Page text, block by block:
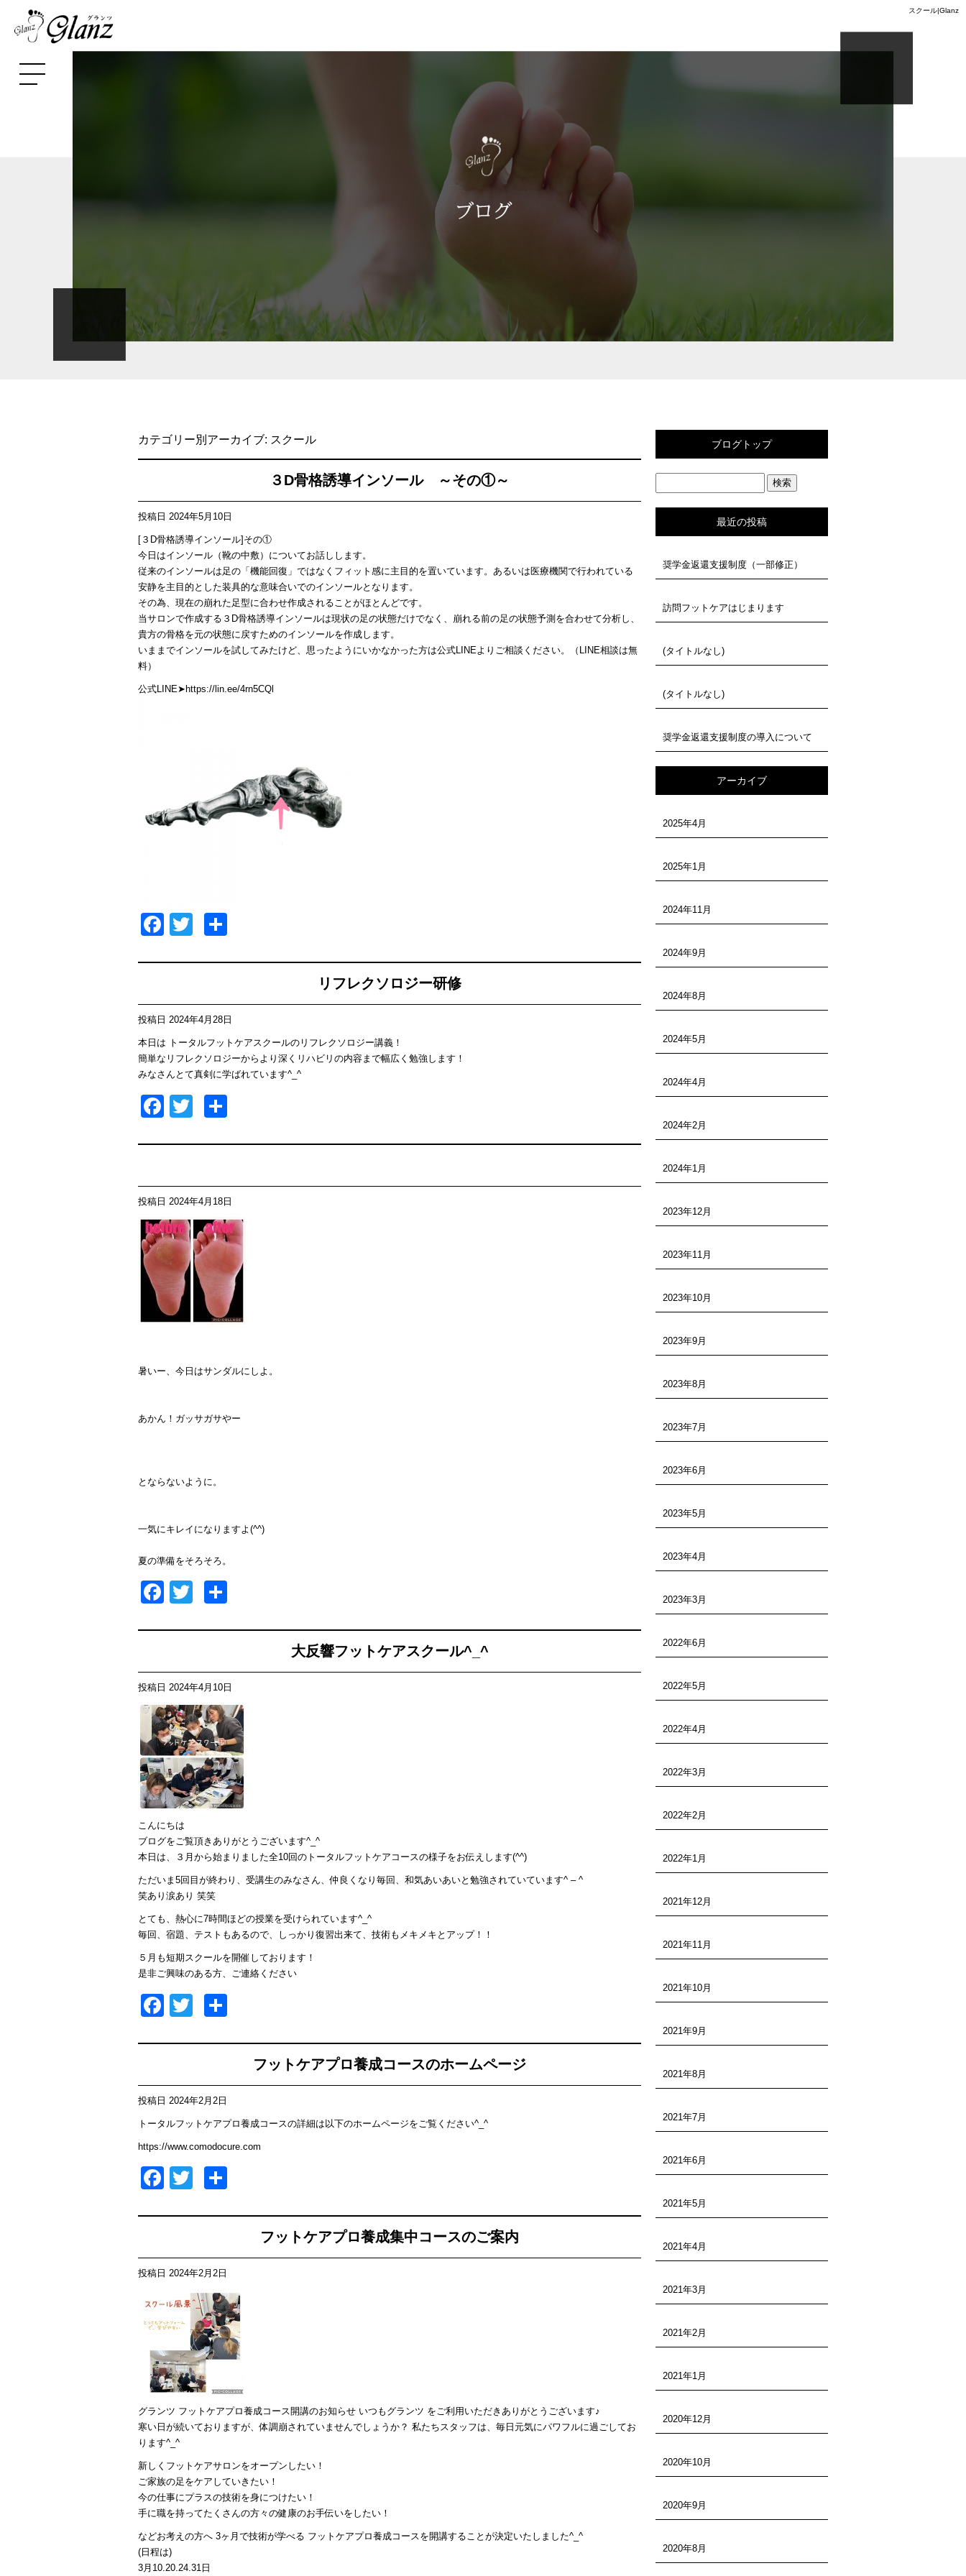
スクール|Glanz
カテゴリー別アーカイブ: スクール
３D骨格誘導インソール ～その①～
投稿日 2024年5月10日
[３D骨格誘導インソール]その①
今日はインソール（靴の中敷）についてお話しします。
従来のインソールは足の「機能回復」ではなくフィット感に主目的を置いています。あるいは医療機関で行われている
安静を主目的とした装具的な意味合いでのインソールとなります。
その為、現在の崩れた足型に合わせ作成されることがほとんどです。
当サロンで作成する３D骨格誘導インソールは現状の足の状態だけでなく、崩れる前の足の状態予測を合わせて分析し、
貴方の骨格を元の状態に戻すためのインソールを作成します。
いままでインソールを試してみたけど、思ったようにいかなかった方は公式LINEよりご相談ください。（LINE相談は無
料）
公式LINE➤https://lin.ee/4rn5CQl
Facebook
Twitter
リフレクソロジー研修
投稿日 2024年4月28日
本日は トータルフットケアスクールのリフレクソロジー講義！
簡単なリフレクソロジーからより深くリハビリの内容まで幅広く勉強します！
みなさんとて真剣に学ばれています^_^
Facebook
Twitter
投稿日 2024年4月18日
暑いー、今日はサンダルにしよ。⁡
あかん！ガッサガサやー
とならないように。⁡
一気にキレイになりますよ(^^)
夏の準備をそろそろ。⁡
Facebook
Twitter
大反響フットケアスクール^_^
投稿日 2024年4月10日
こんにちは
ブログをご覧頂きありがとうございます^_^
本日は、３月から始まりました全10回のトータルフットケアコースの様子をお伝えします(^^)
ただいま5回目が終わり、受講生のみなさん、仲良くなり毎回、和気あいあいと勉強されていています^ – ^
笑あり涙あり 笑笑
とても、熱心に7時間ほどの授業を受けられています^_^
毎回、宿題、テストもあるので、しっかり復習出来て、技術もメキメキとアップ！！
５月も短期スクールを開催しております！
是非ご興味のある方、ご連絡ください
Facebook
Twitter
フットケアプロ養成コースのホームページ
投稿日 2024年2月2日
トータルフットケアプロ養成コースの詳細は以下のホームページをご覧ください^_^
https://www.comodocure.com
Facebook
Twitter
フットケアプロ養成集中コースのご案内
投稿日 2024年2月2日
グランツ フットケアプロ養成コース開講のお知らせ いつもグランツ をご利用いただきありがとうございます♪
寒い日が続いておりますが、体調崩されていませんでしょうか？ 私たちスタッフは、毎日元気にパワフルに過ごしてお
ります^_^
新しくフットケアサロンをオープンしたい！
ご家族の足をケアしていきたい！
今の仕事にプラスの技術を身につけたい！
手に職を持ってたくさんの方々の健康のお手伝いをしたい！
などお考えの方へ 3ヶ月で技術が学べる フットケアプロ養成コースを開講することが決定いたしました^_^
(日程は)
3月10.20.24.31日
ブログトップ
最近の投稿
奨学金返還支援制度（一部修正）
訪問フットケアはじまります
(タイトルなし)
(タイトルなし)
奨学金返還支援制度の導入について
アーカイブ
2025年4月
2025年1月
2024年11月
2024年9月
2024年8月
2024年5月
2024年4月
2024年2月
2024年1月
2023年12月
2023年11月
2023年10月
2023年9月
2023年8月
2023年7月
2023年6月
2023年5月
2023年4月
2023年3月
2022年6月
2022年5月
2022年4月
2022年3月
2022年2月
2022年1月
2021年12月
2021年11月
2021年10月
2021年9月
2021年8月
2021年7月
2021年6月
2021年5月
2021年4月
2021年3月
2021年2月
2021年1月
2020年12月
2020年10月
2020年9月
2020年8月